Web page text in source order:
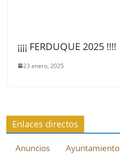
¡¡¡¡ FERDUQUE 2025 !!!!
23 enero, 2025
Enlaces directos
Anuncios Ayuntamiento